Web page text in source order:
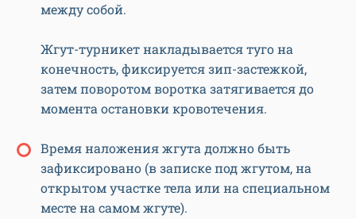
между собой.
Жгут-турникет накладывается туго на
конечность, фиксируется зип-застежкой,
затем поворотом воротка затягивается до
момента остановки кровотечения.
Время наложения жгута должно быть
зафиксировано (в записке под жгутом, на
открытом участке тела или на специальном
месте на самом жгуте).